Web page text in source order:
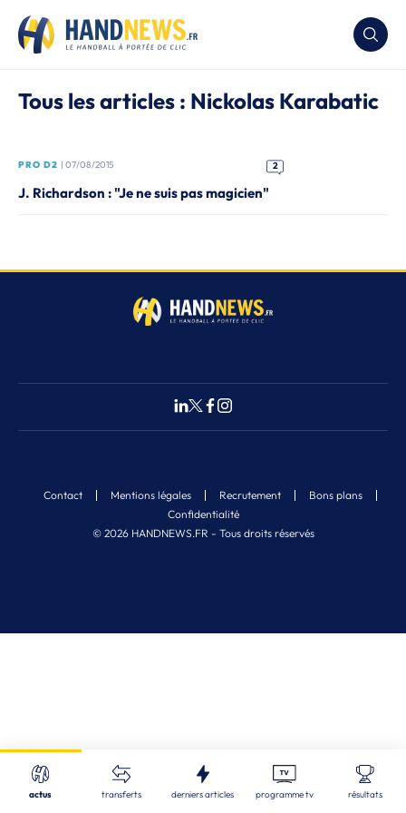
Recherche
Tous les articles : Nickolas Karabatic
PRO D2 | 07/08/2015 2
J. Richardson : "Je ne suis pas magicien"
© 2026 HANDNEWS.FR - Tous droits réservés
Contact Mentions légales Recrutement
Bons plans
Confidentialité
actus transferts derniers articles programme tv résultats
Nos derniers articles
LBE | 07/08/2026